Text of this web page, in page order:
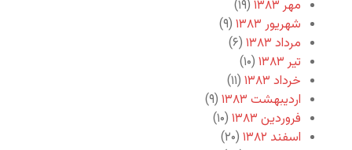
مهر ۱۳۸۳
(۱۹)
شهریور ۱۳۸۳
(۹)
مرداد ۱۳۸۳
(۶)
تیر ۱۳۸۳
(۱۰)
خرداد ۱۳۸۳
(۱۱)
اردیبهشت ۱۳۸۳
(۹)
فروردین ۱۳۸۳
(۱۰)
اسفند ۱۳۸۲
(۲۰)